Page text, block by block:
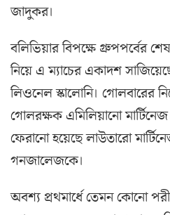
জাদুকর।
বলিভিয়ার বিপক্ষে গ্রুপপর্বের
নিয়ে এ ম্যাচের একাদশ
লিওনেল স্কালোনি। গোলবারের
গোলরক্ষক এমিলিয়ানো
ফেরানো হয়েছে লাউতারো
গনজালেজকে।
অবশ্য প্রথমার্ধে তেমন কোনো